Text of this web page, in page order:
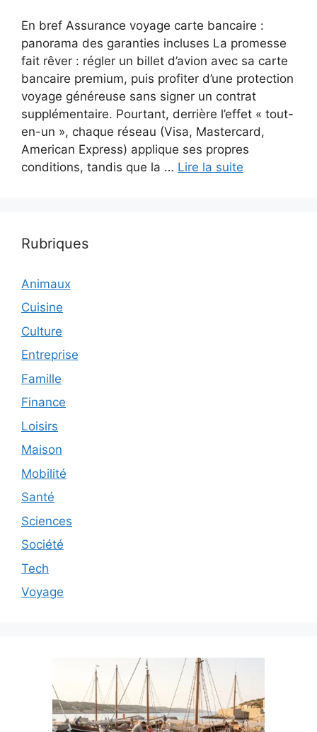
En bref Assurance voyage carte bancaire :
panorama des garanties incluses La promesse
fait rêver : régler un billet d’avion avec sa carte
bancaire premium, puis profiter d’une protection
voyage généreuse sans signer un contrat
supplémentaire. Pourtant, derrière l’effet « tout-
en-un », chaque réseau (Visa, Mastercard,
American Express) applique ses propres
conditions, tandis que la … Lire la suite
Rubriques
Animaux
Cuisine
Culture
Entreprise
Famille
Finance
Loisirs
Maison
Mobilité
Santé
Sciences
Société
Tech
Voyage